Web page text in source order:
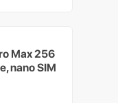
Max 256
nano SIM